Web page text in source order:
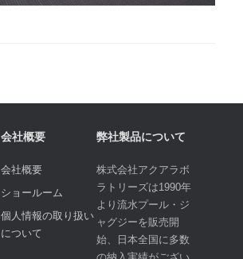
会社概要
会社概要
ショールーム
個人情報の取り扱い
について
弊社製品について
株式会社アクアラボ
ラトリーズは1990年
より流水プール・ジ
ャグジーを販売開
始、日本全国に多数
の納入実績がござい